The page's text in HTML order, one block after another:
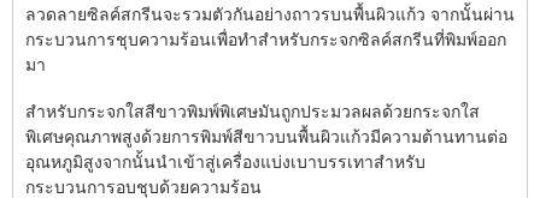
ลวดลายซิลค์สกรีนจะรวมตัวกันอย่างถาวรบนพื้นผิวแก้ว จากนั้นผ่าน
กระบวนการชุบความร้อนเพื่อทำสำหรับกระจกซิลค์สกรีนที่พิมพ์ออก
มา
สำหรับกระจกใสสีขาวพิมพ์พิเศษมันถูกประมวลผลด้วยกระจกใส
พิเศษคุณภาพสูงด้วยการพิมพ์สีขาวบนพื้นผิวแก้วมีความต้านทานต่อ
อุณหภูมิสูงจากนั้นนำเข้าสู่เครื่องแบ่งเบาบรรเทาสำหรับ
กระบวนการอบชุบด้วยความร้อน